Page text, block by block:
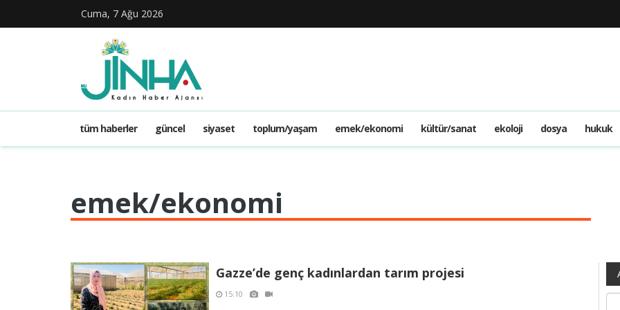
Cuma, 7 Ağu 2026
tüm haberler güncel siyaset toplum/yaşam emek/ekonomi kültür/sanat ekoloji dosya hukuk
emek/ekonomi
Gazze’de genç kadınlardan tarım projesi
15:10